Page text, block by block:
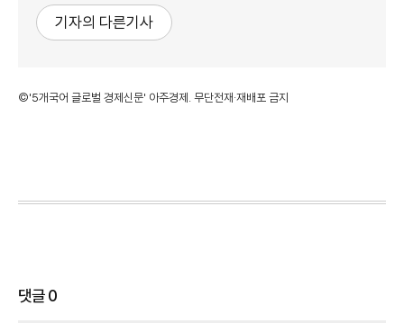
기자의 다른기사
©'5개국어 글로벌 경제신문' 아주경제. 무단전재·재배포 금지
댓글0